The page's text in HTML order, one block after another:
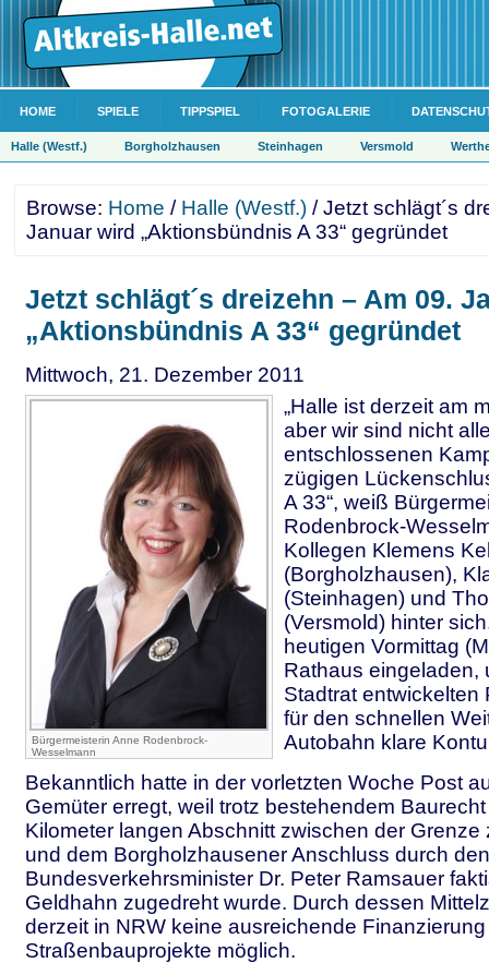
HOME SPIELE TIPPSPIEL FOTOGALERIE
Halle (Westf.) Borgholzhausen Steinhagen Versmold
Browse: Home / Halle (Westf.) / Jetzt schlägt´s
Januar wird „Aktionsbündnis A 33“ gegründet
Jetzt schlägt´s dreizehn – Am 09.
„Aktionsbündnis A 33“ gegründet
Mittwoch, 21. Dezember 2011
Bürgermeisterin Anne Rodenbrock-
Wesselmann
„Halle ist derzeit am
aber wir sind nicht
entschlossenen
zügigen
A 33“, weiß
Rodenbrock-
Kollegen Klemens
(Borgholzhausen),
(Steinhagen) und
(Versmold) hinter
heutigen Vormittag
Rathaus eingeladen,
Stadtrat entwickelten
für den schnellen
Autobahn klare
Bekanntlich hatte in der vorletzten Woche Post
Gemüter erregt, weil trotz bestehendem
Kilometer langen Abschnitt zwischen der Grenze
und dem Borgholzhausener Anschluss durch den
Bundesverkehrsminister Dr. Peter Ramsauer
Geldhahn zugedreht wurde. Durch dessen
derzeit in NRW keine ausreichende
Straßenbauprojekte möglich.